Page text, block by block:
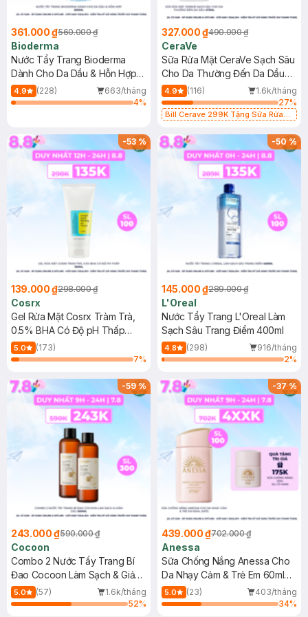
361.000 ₫560.000 ₫
Bioderma
Nước Tẩy Trang Bioderma
Dành Cho Da Dầu & Hỗn Hợp
500ml
4.9 (228)
663/tháng
4%
327.000 ₫490.000 ₫
CeraVe
Sữa Rửa Mặt CeraVe Sạch Sâu
Cho Da Thường Đến Da Dầu
473ml
4.9 (116)
1.6k/tháng
27%
Bill Cerave 299K Tặng Sữa Rửa
-53%
139.000 ₫298.000 ₫
Cosrx
Gel Rửa Mặt Cosrx Tràm Trà,
0.5% BHA Có Độ pH Thấp
150ml
5.0
(173)
7%
-50%
145.000 ₫289.000 ₫
L'Oreal
Nước Tẩy Trang L'Oreal Làm
Sạch Sâu Trang Điểm 400ml
4.8 (298)
916/tháng
2%
-59%
243.000 ₫590.000 ₫
Cocoon
Combo 2 Nước Tẩy Trang Bí
Đao Cocoon Làm Sạch & Giảm
Dầu 500ml
5.0 (57)
1.6k/tháng
52%
-37%
439.000 ₫702.000 ₫
Anessa
Sữa Chống Nắng Anessa Cho
Da Nhạy Cảm & Trẻ Em 60ml
(Mới)
5.0 (23)
403/tháng
34%